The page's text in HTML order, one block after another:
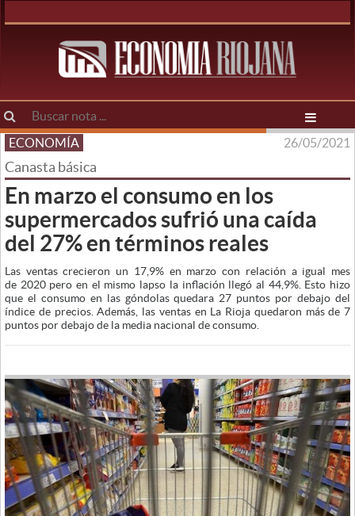
ECONOMÍA 26/05/2021
Canasta básica
En marzo el consumo en los
supermercados sufrió una caída
del 27% en términos reales
Las ventas crecieron un 17,9% en marzo con relación a igual mes
de 2020 pero en el mismo lapso la inflación llegó al 44,9%. Esto hizo
que el consumo en las góndolas quedara 27 puntos por debajo del
índice de precios. Además, las ventas en La Rioja quedaron más de 7
puntos por debajo de la media nacional de consumo.